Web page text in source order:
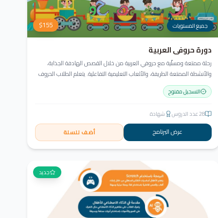
جميع المستويات $155
دورة حروفي العربية
رحلة ممتعة ومسلّية مع حروفي العربية من خلال القصص الهادفة الجذابة،
والأنشطة الممتعة الطريفة، والألعاب التعليمية التفاعلية. يتعلم الطلاب الحروف
وأشكالها، التعرف على نمط الكتابة من اليمين إلى اليسار، قراءة كلمات ثلاثية
مع الفتحة، وإثراء الحصيلة اللغوية.
التسجيل مفتوح
28عدد الدروس شهادة
عرض البرنامج أضف للسلة
جديد